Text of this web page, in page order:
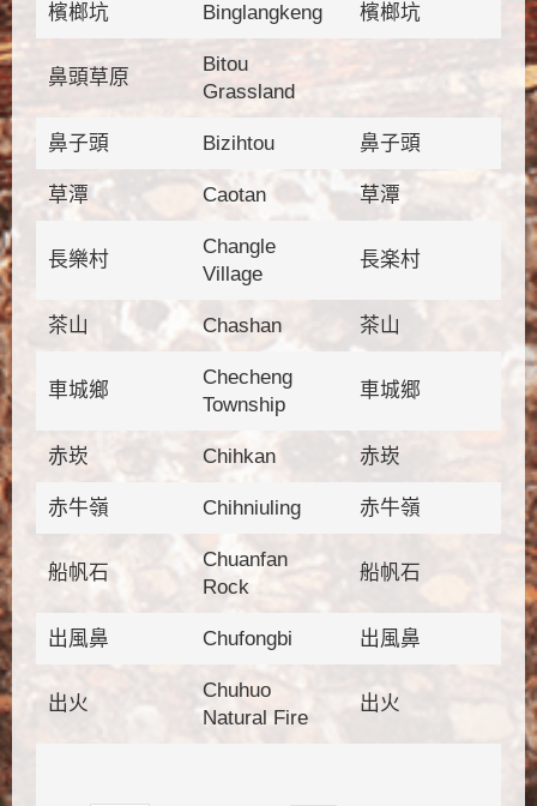
檳榔坑 Binglangkeng 檳榔坑
鼻頭草原
Bitou
Grassland
鼻子頭 Bizihtou 鼻子頭
草潭 Caotan 草潭
長樂村
Changle
Village
長楽村
茶山 Chashan 茶山
車城鄉
Checheng
Township
車城郷
赤崁 Chihkan 赤崁
赤牛嶺 Chihniuling 赤牛嶺
船帆石
Chuanfan
Rock
船帆石
出風鼻 Chufongbi 出風鼻
出火
Chuhuo
Natural Fire
出火